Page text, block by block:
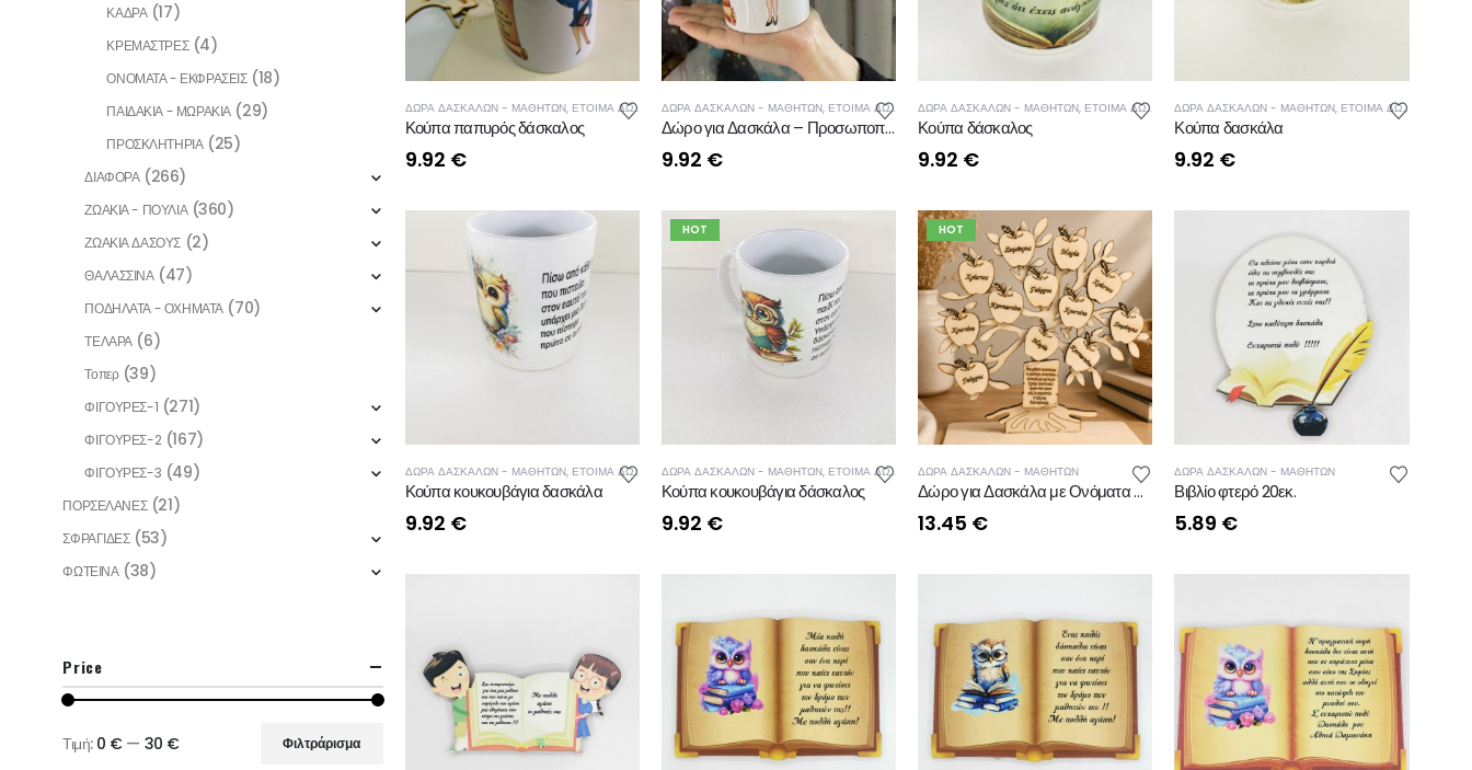
ΔΩΡΑ ΔΑΣΚΑΛΩΝ - ΜΑΘΗΤΩΝ, ΕΤΟΙΜΑ ΔΩΡΑ ΔΑΣΚΑΛΩΝ - ΜΑΘΗΤΩΝ ,ΚΟΥΠΕΣ
Κούπα παπυρός δάσκαλος
9.92 €
ΔΩΡΑ ΔΑΣΚΑΛΩΝ - ΜΑΘΗΤΩΝ, ΕΤΟΙΜΑ ΔΩΡΑ ΔΑΣΚΑΛΩΝ - ΜΑΘΗΤΩΝ ,ΚΟΥΠΕΣ
Δώρο για Δασκάλα – Προσωποποιημένη Κούπα
9.92 €
ΔΩΡΑ ΔΑΣΚΑΛΩΝ - ΜΑΘΗΤΩΝ, ΕΤΟΙΜΑ ΔΩΡΑ ΔΑΣΚΑΛΩΝ - ΜΑΘΗΤΩΝ ,ΚΟΥΠΕΣ
Κούπα δάσκαλος
9.92 €
ΔΩΡΑ ΔΑΣΚΑΛΩΝ - ΜΑΘΗΤΩΝ, ΕΤΟΙΜΑ ΔΩΡΑ ΔΑΣΚΑΛΩΝ - ΜΑΘΗΤΩΝ
Κούπα δασκάλα
9.92 €
ΔΩΡΑ ΔΑΣΚΑΛΩΝ - ΜΑΘΗΤΩΝ, ΕΤΟΙΜΑ ΔΩΡΑ ΔΑΣΚΑΛΩΝ - ΜΑΘΗΤΩΝ ,ΚΟΥΠΕΣ
Κούπα κουκουβάγια δασκάλα
9.92 €
HOT
ΔΩΡΑ ΔΑΣΚΑΛΩΝ - ΜΑΘΗΤΩΝ, ΕΤΟΙΜΑ ΔΩΡΑ ΔΑΣΚΑΛΩΝ - ΜΑΘΗΤΩΝ ,ΚΟΥΠΕΣ
Κούπα κουκουβάγια δάσκαλος
9.92 €
HOT
ΔΩΡΑ ΔΑΣΚΑΛΩΝ - ΜΑΘΗΤΩΝ
Δώρο για Δασκάλα με Ονόματα Μαθητών – Ξύλινο Δέντρο
13.45 €
ΔΩΡΑ ΔΑΣΚΑΛΩΝ - ΜΑΘΗΤΩΝ
Βιβλίο φτερό 20εκ.
5.89 €
ΚΑΔΡΑ (17)
ΚΡΕΜΑΣΤΡΕΣ (4)
ΟΝΟΜΑΤΑ - ΕΚΦΡΑΣΕΙΣ (18)
ΠΑΙΔΑΚΙΑ - ΜΩΡΑΚΙΑ (29)
ΠΡΟΣΚΛΗΤΗΡΙΑ (25)
ΔΙΑΦΟΡΑ (266)
ΖΩΑΚΙΑ - ΠΟΥΛΙΑ (360)
ΖΩΑΚΙΑ ΔΑΣΟΥΣ (2)
ΘΑΛΑΣΣΙΝΑ (47)
ΠΟΔΗΛΑΤΑ - ΟΧΗΜΑΤΑ (70)
ΤΕΛΑΡΑ (6)
Τοπερ (39)
ΦΙΓΟΥΡΕΣ-1 (271)
ΦΙΓΟΥΡΕΣ-2 (167)
ΦΙΓΟΥΡΕΣ-3 (49)
ΠΟΡΣΕΛΑΝΕΣ (21)
ΣΦΡΑΓΙΔΕΣ (53)
ΦΩΤΕΙΝΑ (38)
Price
Ελάχιστη
Μέγιστη
Φιλτράρισμα
Τιμή: 0 €— 30 €